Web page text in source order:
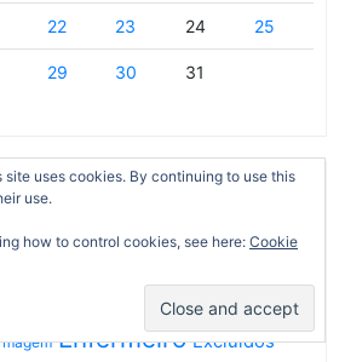
22 23 24 25
29 30 31
Classificação Competências
Concurso Público Contrato
Enfermeiro Excluídos
site uses cookies. By continuing to use this
use.
how to control cookies, see here: Cookie